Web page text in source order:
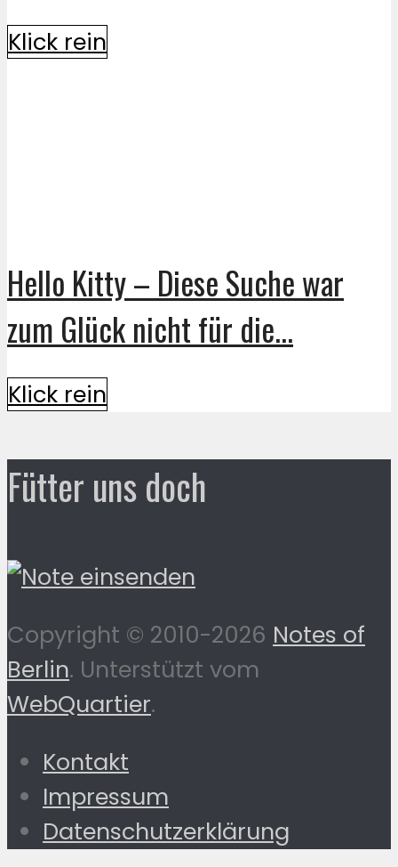
Klick rein
Hello Kitty – Diese Suche war
zum Glück nicht für die...
Klick rein
Fütter uns doch
Copyright © 2010-2026 Notes of
Berlin. Unterstützt vom
WebQuartier.
Kontakt
Impressum
Datenschutzerklärung